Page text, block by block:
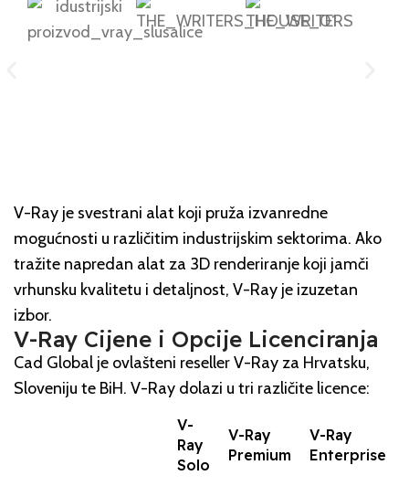
V-Ray je svestrani alat koji pruža izvanredne
mogućnosti u različitim industrijskim sektorima. Ako
tražite napredan alat za 3D renderiranje koji jamči
vrhunsku kvalitetu i detaljnost, V-Ray je izuzetan
izbor.
V-Ray Cijene i Opcije Licenciranja
Cad Global je ovlašteni reseller V-Ray za Hrvatsku,
Sloveniju te BiH. V-Ray dolazi u tri različite licence:
V-
Ray
Solo
V-Ray
Premium
V-Ray
Enterprise